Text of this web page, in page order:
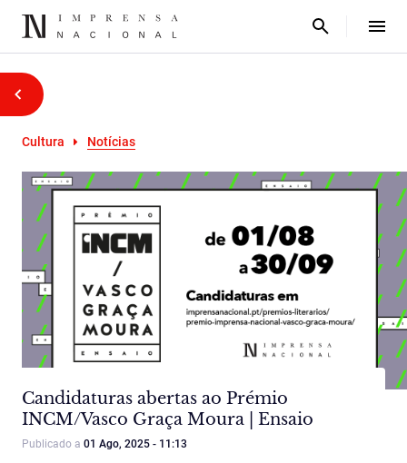
Cultura Notícias
Candidaturas abertas ao Prémio
INCM/Vasco Graça Moura | Ensaio
Publicado a 01 Ago, 2025 - 11:13